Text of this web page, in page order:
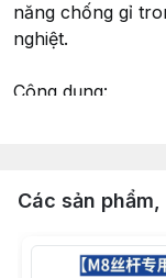
năng chống gỉ
nghiệt.
Công dụng:
nặng hoặc dây
xưởng, hoặc các
Các sản